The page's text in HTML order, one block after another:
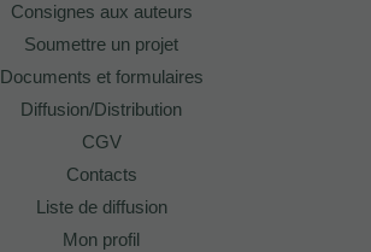
Consignes aux auteurs
Soumettre un projet
Documents et formulaires
Diffusion/Distribution
CGV
Contacts
Liste de diffusion
Mon profil